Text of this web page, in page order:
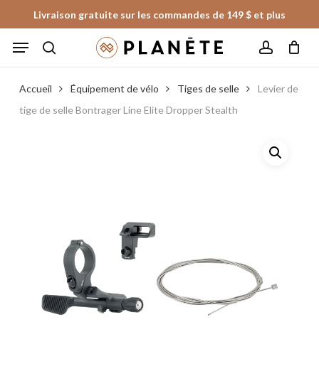
to
main
Livraison gratuite sur les commandes de 149 $ et plus
Menu
Fermer
le
panier
Accueil Équipement de vélo Tiges de selle
Levier de
tige de selle Bontrager Line Elite Dropper Stealth